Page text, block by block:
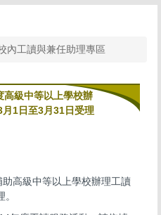
內工讀與兼任助理專區
級中等以上學校辦
1日至3月31日受理
高級中等以上學校辦理工讀